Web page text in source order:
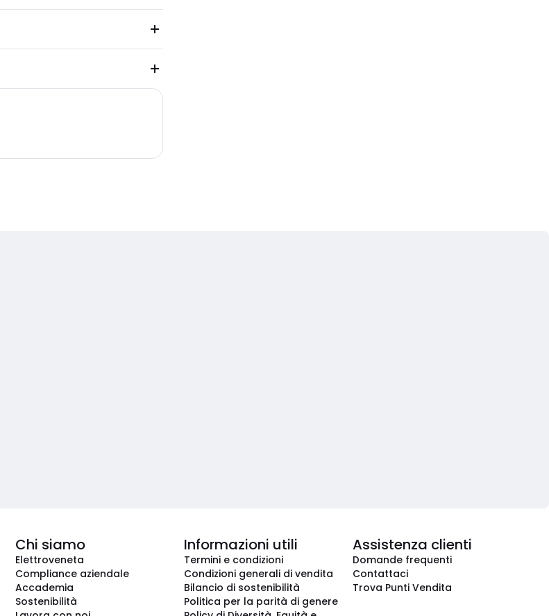
Chi siamo
Elettroveneta
Compliance aziendale
Accademia
Sostenibilità
Informazioni utili
Termini e condizioni
Condizioni generali di vendita
Bilancio di sostenibilità
Politica per la parità di genere
Assistenza clienti
Domande frequenti
Contattaci
Trova Punti Vendita